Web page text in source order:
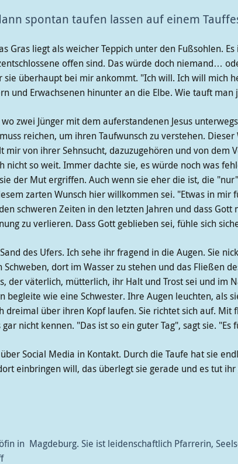
spontan taufen lassen auf einem
Gras liegt als weicher Teppich unter den Fußsohlen.
offen sind. Das würde doch niemand…
sie überhaupt bei mir ankommt. "Ich will. Ich will mich
und Erwachsenen hinunter an die Elbe. Wie tauft
zwei Jünger mit dem auferstandenen Jesus
reichen, um ihren Taufwunsch zu verstehen.
von ihrer Sehnsucht, dazuzugehören und von dem
nicht so weit. Immer dachte sie, es würde noch was
der Mut ergriffen. Auch wenn sie eher die ist, die
zarten Wunsch hier willkommen sei. "Etwas in mir
schweren Zeiten in den letzten Jahren und dass
zu verlieren. Dass Gott geblieben sei, fühle sich
des Ufers. Ich sehe ihr fragend in die Augen. Sie
dort im Wasser zu stehen und das Fließen
der väterlich, mütterlich, ihr Halt und Trost sei und im
wie eine Schwester. Ihre Augen leuchten, als
dreimal über ihren Kopf laufen. Sie richtet sich auf. Mit
nicht kennen. "Das ist so ein guter Tag", sagt sie. "Es
Social Media in Kontakt. Durch die Taufe hat sie
einbringen will, das überlegt sie gerade und es tut
in Magdeburg. Sie ist leidenschaftlich Pfarrerin,